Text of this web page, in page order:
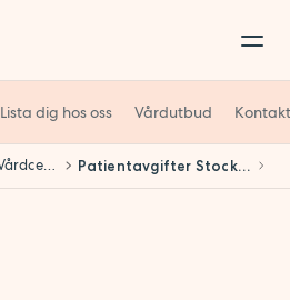
Lista dig hos oss Vårdutbud
Nytorgets Vårdcentral Patientavgifter Stockholm